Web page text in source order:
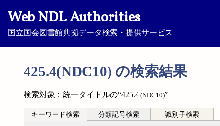
Web NDL Authorities
国立国会図書館典拠データ検索・提供サービス
425.4(NDC10) の検索結果
検索対象：統一タイトルの“425.4 (NDC10)”
キーワード検索 分類記号検索 識別子検索